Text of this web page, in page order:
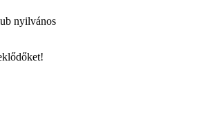
nyilvános